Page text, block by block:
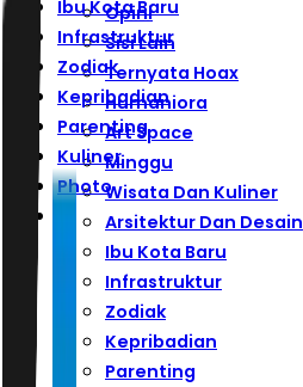
Ibu Kota Baru
Infrastruktur
Zodiak
Kepribadian
Parenting
Kuliner
Photo
Opini
Sisi Lain
Ternyata Hoax
Humaniora
Art Space
Minggu
Wisata Dan Kuliner
Arsitektur Dan Desain
Ibu Kota Baru
Infrastruktur
Zodiak
Kepribadian
Parenting